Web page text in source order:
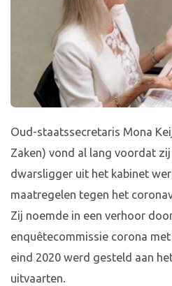
Oud-staatssecretaris Mona
Zaken) vond al lang voordat
dwarsligger uit het kabinet
maatregelen tegen het
Zij noemde in een verhoor
enquêtecommissie corona
eind 2020 werd gesteld aan
uitvaarten.